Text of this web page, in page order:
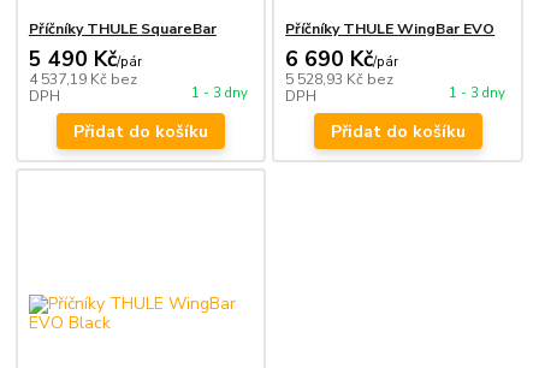
Příčníky THULE SquareBar
5 490 Kč/pár
4 537,19 Kč bez
DPH
1 - 3 dny
Přidat do košíku
Příčníky THULE WingBar EVO
6 690 Kč/pár
5 528,93 Kč bez
DPH
1 - 3 dny
Přidat do košíku